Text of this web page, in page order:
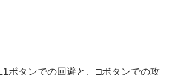
ボタンでの回避と、□ボタンでの攻